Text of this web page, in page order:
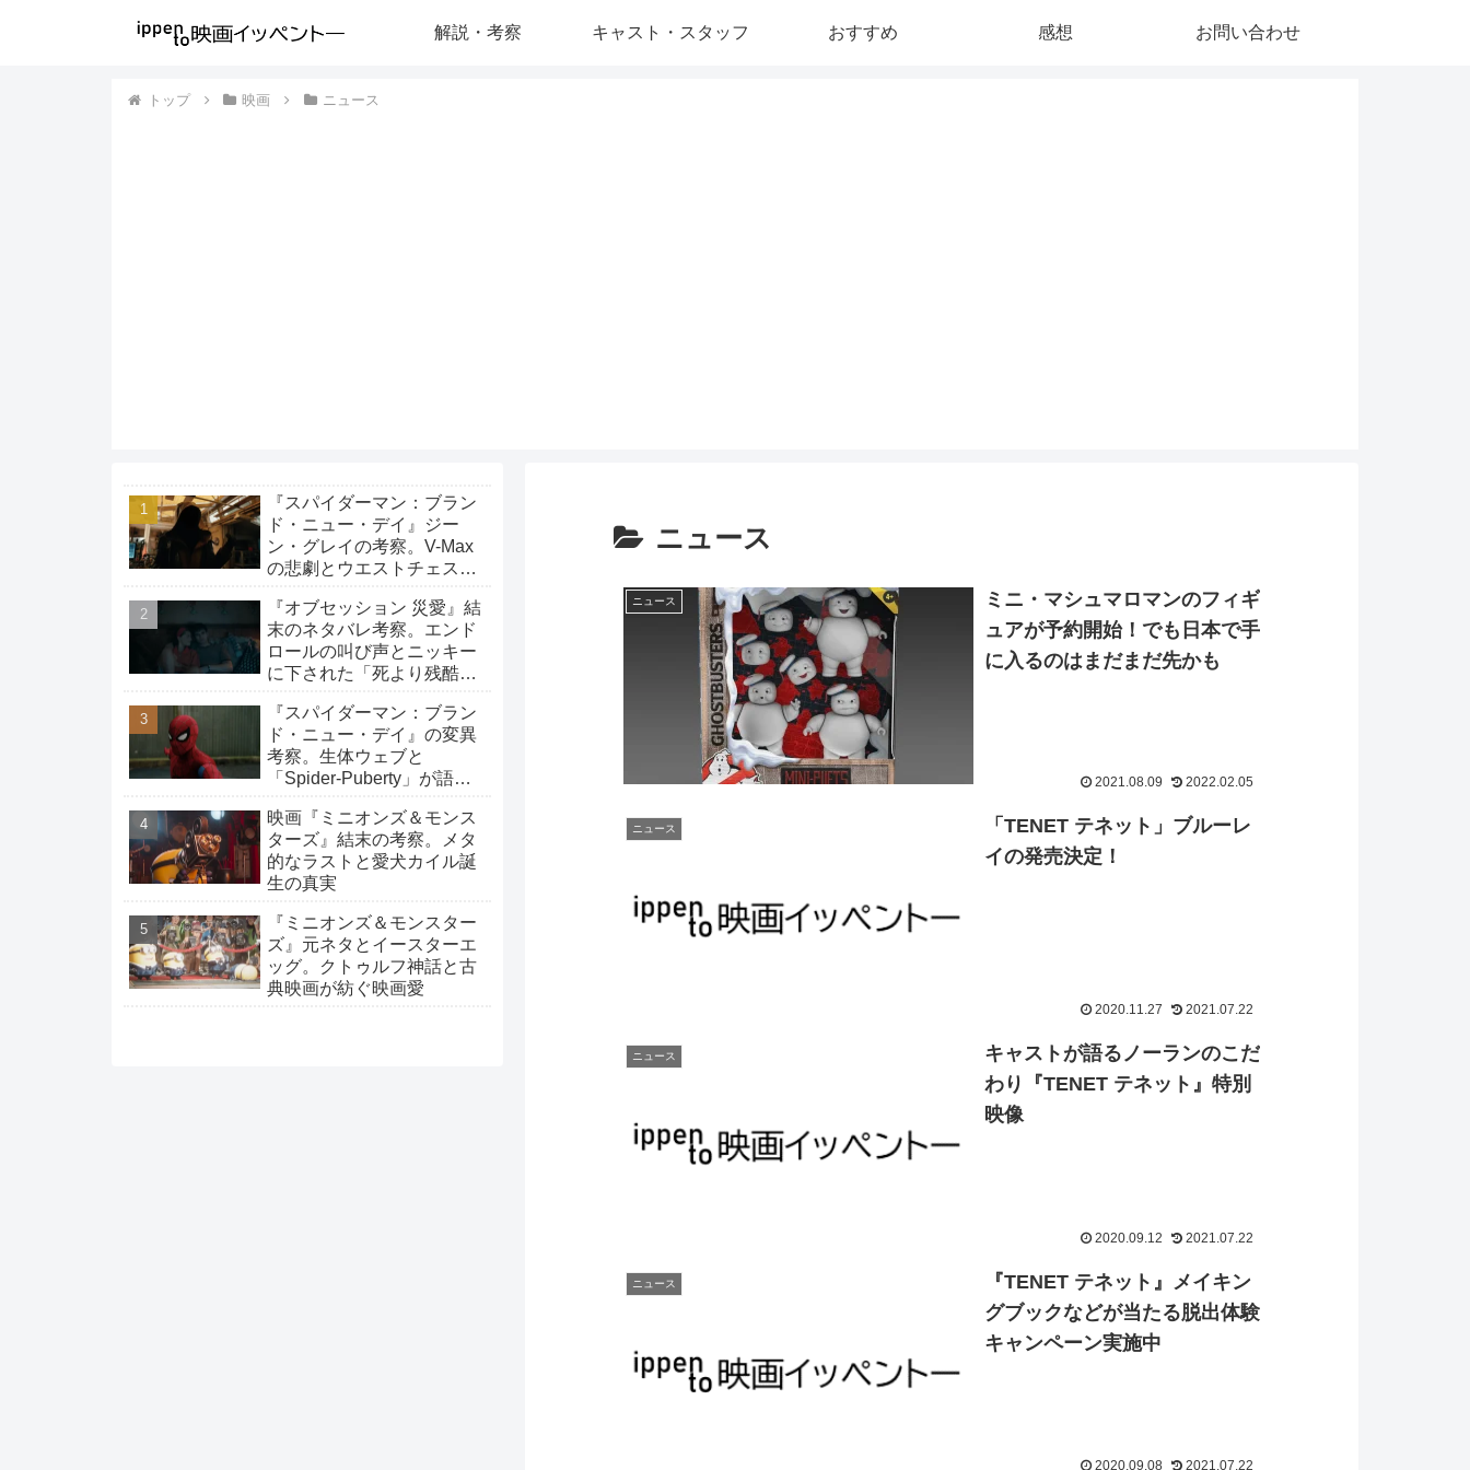
解説・考察 キャスト・スタッフ おすすめ 感想 お問い合わせ
トップ 映画 ニュース
ニュース
ニュース
ミニ・マシュマロマンのフィギ
ュアが予約開始！でも日本で手
に入るのはまだまだ先かも
2021.08.09 2022.02.05
ニュース
「TENET テネット」ブルーレ
イの発売決定！
2020.11.27 2021.07.22
ニュース
キャストが語るノーランのこだ
わり『TENET テネット』特別
映像
2020.09.12 2021.07.22
ニュース
『TENET テネット』メイキン
グブックなどが当たる脱出体験
キャンペーン実施中
2020.09.08 2021.07.22
『スパイダーマン：ブラン
ド・ニュー・デイ』ジー
ン・グレイの考察。V-Max
の悲劇とウエストチェスタ
『オブセッション 災愛』結
末のネタバレ考察。エンド
ロールの叫び声とニッキー
に下された「死より残酷な
『スパイダーマン：ブラン
ド・ニュー・デイ』の変異
考察。生体ウェブと
「Spider-Puberty」が語る
映画『ミニオンズ＆モンス
ターズ』結末の考察。メタ
的なラストと愛犬カイル誕
生の真実
『ミニオンズ＆モンスター
ズ』元ネタとイースターエ
ッグ。クトゥルフ神話と古
典映画が紡ぐ映画愛